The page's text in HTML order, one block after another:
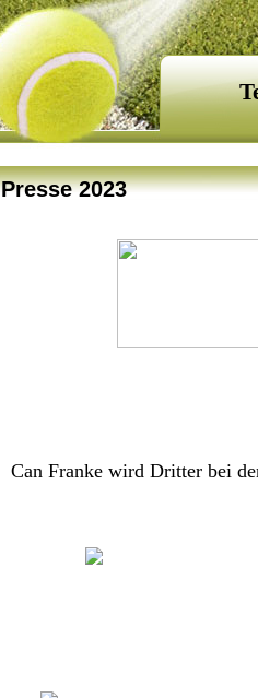
Presse 2023
Can Franke wird Dritter bei